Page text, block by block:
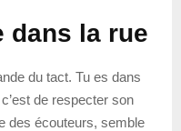
dans la rue
du tact. Tu es dans
de respecter son
des écouteurs, semble